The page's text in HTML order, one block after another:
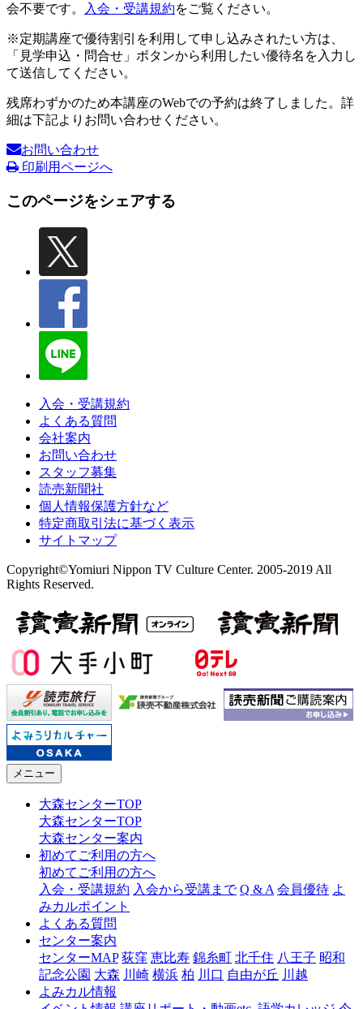
会不要です。
入会・受講規約をご覧ください。
※定期講座で優待割引を利用して申し込みされたい方は、
「見学申込・問合せ」ボタンから利用したい優待名を入力し
て送信してください。
残席わずかのため本講座のWebでの予約は終了しました。詳
細は下記よりお問い合わせください。
お問い合わせ
印刷用ページへ
このページをシェアする
入会・受講規約
よくある質問
会社案内
お問い合わせ
スタッフ募集
読売新聞社
個人情報保護方針など
特定商取引法に基づく表示
サイトマップ
Copyright©Yomiuri Nippon TV Culture Center. 2005-2019 All
Rights Reserved.
メニュー
大森センターTOP
大森センターTOP
大森センター案内
初めてご利用の方へ
初めてご利用の方へ
入会・受講規約 入会から受講まで Q & A 会員優待 よ
みカルポイント
よくある質問
センター案内
センターMAP 荻窪 恵比寿 錦糸町 北千住 八王子 昭和
記念公園 大森 川崎 横浜 柏 川口 自由が丘 川越
よみカル情報